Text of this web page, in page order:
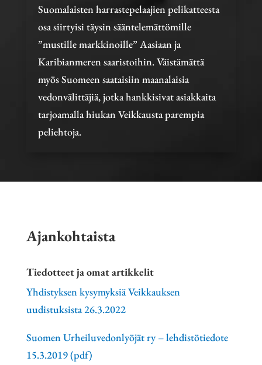
Suomalaisten harrastepelaajien pelikatteesta
osa siirtyisi täysin sääntelemättömille
”mustille markkinoille” Aasiaan ja
Karibianmeren saaristoihin. Väistämättä
myös Suomeen saataisiin maanalaisia
vedonvälittäjiä, jotka hankkisivat asiakkaita
tarjoamalla hiukan Veikkausta parempia
peliehtoja.
Ajankohtaista
Tiedotteet ja omat artikkelit
Yhdistyksen kysymyksiä Veikkauksen
uudistuksista 26.3.2022
Suomen Urheiluvedonlyöjät ry – lehdistötiedote
15.3.2019 (pdf)